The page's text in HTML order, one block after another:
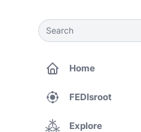
Search
Search
Home
FEDIsroot
Explore